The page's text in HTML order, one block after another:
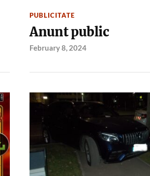
PUBLICITATE
Anunt public
February 8, 2024